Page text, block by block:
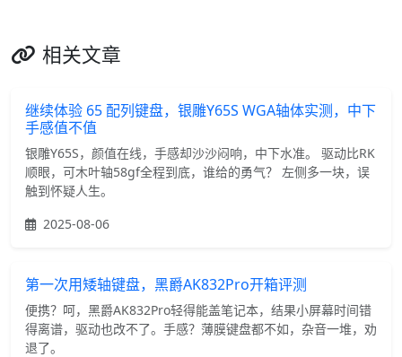
相关文章
继续体验 65 配列键盘，银雕Y65S WGA轴体实测，中下
手感值不值
银雕Y65S，颜值在线，手感却沙沙闷响，中下水准。 驱动比RK
顺眼，可木叶轴58gf全程到底，谁给的勇气？ 左侧多一块，误
触到怀疑人生。
2025-08-06
第一次用矮轴键盘，黑爵AK832Pro开箱评测
便携？呵，黑爵AK832Pro轻得能盖笔记本，结果小屏幕时间错
得离谱，驱动也改不了。手感？薄膜键盘都不如，杂音一堆，劝
退了。